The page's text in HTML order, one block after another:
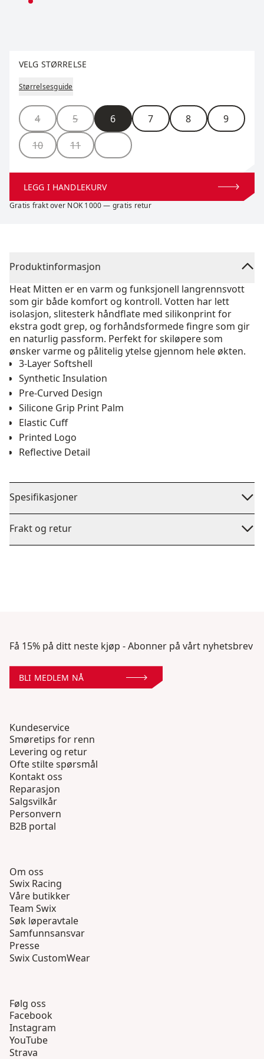
VELG STØRRELSE
Størrelsesguide
Størrelse
4 5 6 7 8 9
10 11
LEGG I HANDLEKURV
Gratis frakt over NOK 1000 — gratis retur
Produktinformasjon
Heat Mitten er en varm og funksjonell langrennsvott
som gir både komfort og kontroll. Votten har lett
isolasjon, slitesterk håndflate med silikonprint for
ekstra godt grep, og forhåndsformede fingre som gir
en naturlig passform. Perfekt for skiløpere som
ønsker varme og pålitelig ytelse gjennom hele økten.
3-Layer Softshell
Synthetic Insulation
Pre-Curved Design
Silicone Grip Print Palm
Elastic Cuff
Printed Logo
Reflective Detail
Spesifikasjoner
Frakt og retur
Få 15% på ditt neste kjøp - Abonner på vårt nyhetsbrev
BLI MEDLEM NÅ
Kundeservice
Smøretips for renn
Levering og retur
Ofte stilte spørsmål
Kontakt oss
Reparasjon
Salgsvilkår
Personvern
B2B portal
Om oss
Swix Racing
Våre butikker
Team Swix
Søk løperavtale
Samfunnsansvar
Presse
Swix CustomWear
Følg oss
Facebook
Instagram
YouTube
Strava